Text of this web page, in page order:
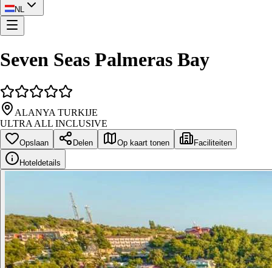
NL
Seven Seas Palmeras Bay
ALANYA TURKIJE
ULTRA ALL INCLUSIVE
Opslaan Delen Op kaart tonen Faciliteiten
Hoteldetails